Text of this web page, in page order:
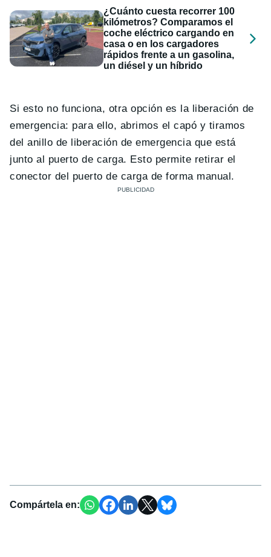
¿Cuánto cuesta recorrer 100
kilómetros? Comparamos el
coche eléctrico cargando en
casa o en los cargadores
rápidos frente a un gasolina,
un diésel y un híbrido
Si esto no funciona, otra opción es la liberación de
emergencia: para ello, abrimos el capó y tiramos
del anillo de liberación de emergencia que está
junto al puerto de carga. Esto permite retirar el
conector del puerto de carga de forma manual.
Compártela en: